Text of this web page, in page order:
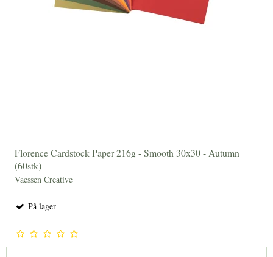
Florence Cardstock Paper 216g - Smooth 30x30 - Autumn
(60stk)
Vaessen Creative
På lager